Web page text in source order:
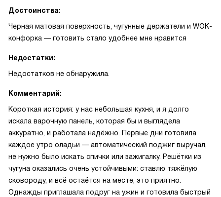
Достоинства:
Черная матовая поверхность, чугунные держатели и WOK-
конфорка — готовить стало удобнее мне нравится
Недостатки:
Недостатков не обнаружила.
Комментарий:
Короткая история: у нас небольшая кухня, и я долго
искала варочную панель, которая бы и выглядела
аккуратно, и работала надёжно. Первые дни готовила
каждое утро оладьи — автоматический поджиг выручал,
не нужно было искать спички или зажигалку. Решётки из
чугуна оказались очень устойчивыми: ставлю тяжёлую
сковороду, и всё остаётся на месте, это приятно.
Однажды приглашала подруг на ужин и готовила быстрый